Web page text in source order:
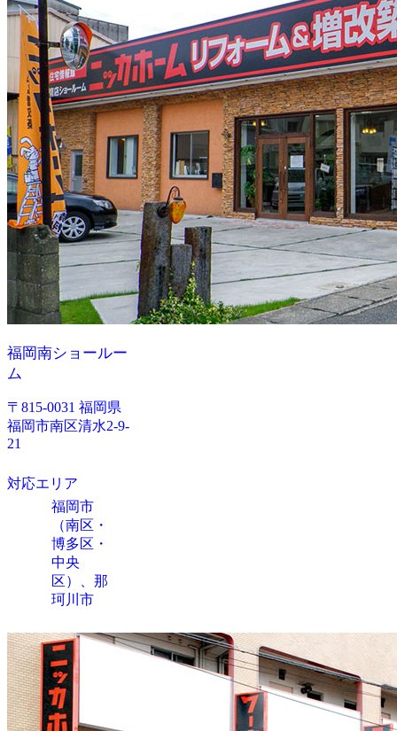
福岡南ショールー
ム
〒815-0031 福岡県
福岡市南区清水2-9-
21
対応エリア
福岡市
（南区・
博多区・
中央
区）、那
珂川市